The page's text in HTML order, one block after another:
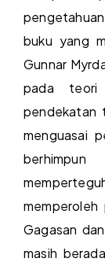
buku yang
Gunnar
pada teori
pendekatan
menguasai
Gagasan
masih